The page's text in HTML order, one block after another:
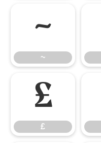
~
~
£
£